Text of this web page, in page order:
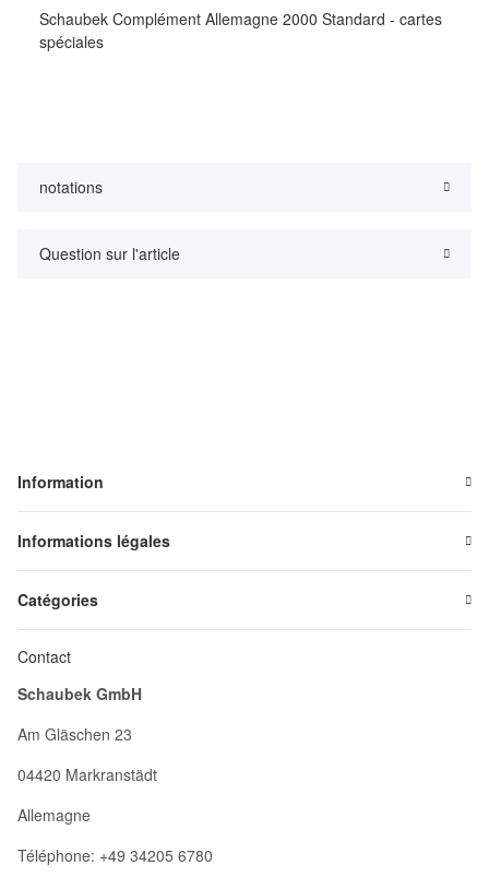
Schaubek Complément Allemagne 2000 Standard - cartes
spéciales
notations
Question sur l'article
Information
Informations légales
Catégories
Contact
Schaubek GmbH
Am Gläschen 23
04420 Markranstädt
Allemagne
Téléphone: +49 34205 6780